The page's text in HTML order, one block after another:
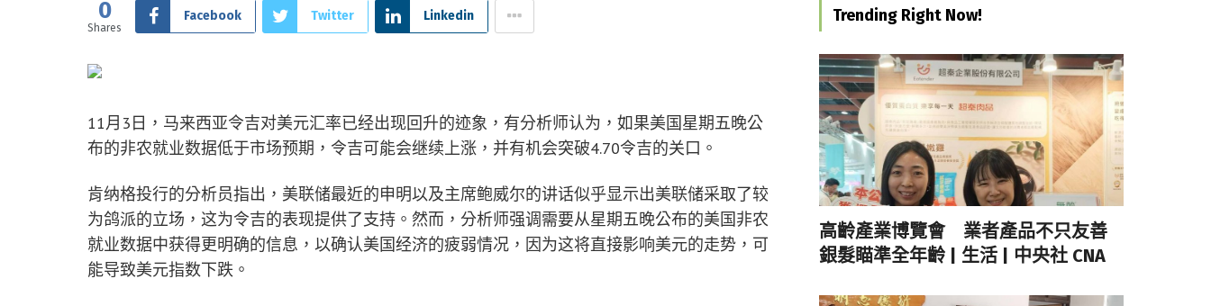
0
Shares
Facebook Twitter Linkedin
11月3日，马来西亚令吉对美元汇率已经出现回升的迹象，有分析师认为，如果美国星期五晚公
布的非农就业数据低于市场预期，令吉可能会继续上涨，并有机会突破4.70令吉的关口。
肯纳格投行的分析员指出，美联储最近的申明以及主席鲍威尔的讲话似乎显示出美联储采取了较
为鸽派的立场，这为令吉的表现提供了支持。然而，分析师强调需要从星期五晚公布的美国非农
就业数据中获得更明确的信息，以确认美国经济的疲弱情况，因为这将直接影响美元的走势，可
能导致美元指数下跌。
Trending Right Now!
高齡產業博覽會 業者產品不只友善
銀髮瞄準全年齡 | 生活 | 中央社 CNA